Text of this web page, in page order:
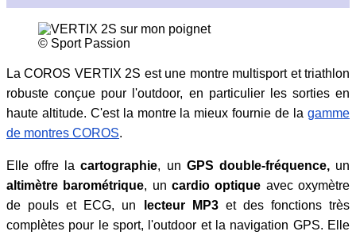
© Sport Passion
La COROS VERTIX 2S est une montre multisport et triathlon
robuste conçue pour l'outdoor, en particulier les sorties en
haute altitude. C'est la montre la mieux fournie de la gamme
de montres COROS.
Elle offre lacartographie, un GPS double-fréquence,un
altimètre barométrique, uncardio optique avec oxymètre
de pouls et ECG, un
lecteur MP3et des fonctions très
complètes pour le sport, l'outdoor et la navigation GPS. Elle